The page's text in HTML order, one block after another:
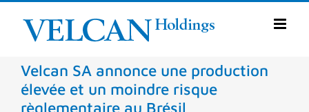
Skip
content
Velcan SA annonce une production
élevée et un moindre risque
règlementaire au Brésil